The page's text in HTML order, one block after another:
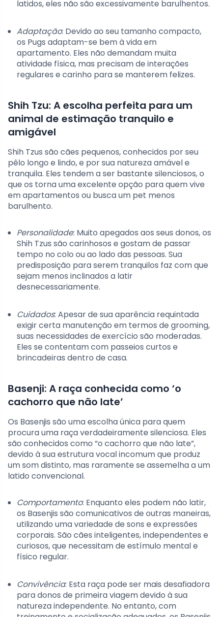
latidos, eles não são excessivamente barulhentos.
Adaptação: Devido ao seu tamanho compacto,
os Pugs adaptam-se bem à vida em
apartamento. Eles não demandam muita
atividade física, mas precisam de interações
regulares e carinho para se manterem felizes.
Shih Tzu: A escolha perfeita para um
animal de estimação tranquilo e
amigável
Shih Tzus são cães pequenos, conhecidos por seu
pêlo longo e lindo, e por sua natureza amável e
tranquila. Eles tendem a ser bastante silenciosos, o
que os torna uma excelente opção para quem vive
em apartamentos ou busca um pet menos
barulhento.
Personalidade: Muito apegados aos seus donos, os
Shih Tzus são carinhosos e gostam de passar
tempo no colo ou ao lado das pessoas. Sua
predisposição para serem tranquilos faz com que
sejam menos inclinados a latir
desnecessariamente.
Cuidados: Apesar de sua aparência requintada
exigir certa manutenção em termos de grooming,
suas necessidades de exercício são moderadas.
Eles se contentam com passeios curtos e
brincadeiras dentro de casa.
Basenji: A raça conhecida como ‘o
cachorro que não late’
Os Basenjis são uma escolha única para quem
procura uma raça verdadeiramente silenciosa. Eles
são conhecidos como “o cachorro que não late”,
devido à sua estrutura vocal incomum que produz
um som distinto, mas raramente se assemelha a um
latido convencional.
Comportamento: Enquanto eles podem não latir,
os Basenjis são comunicativos de outras maneiras,
utilizando uma variedade de sons e expressões
corporais. São cães inteligentes, independentes e
curiosos, que necessitam de estímulo mental e
físico regular.
Convivência: Esta raça pode ser mais desafiadora
para donos de primeira viagem devido à sua
natureza independente. No entanto, com